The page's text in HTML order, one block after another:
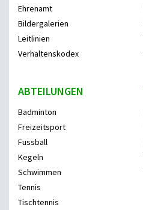
Ehrenamt
Bildergalerien
Leitlinien
Verhaltenskodex
ABTEILUNGEN
Badminton
Freizeitsport
Fussball
Kegeln
Schwimmen
Tennis
Tischtennis